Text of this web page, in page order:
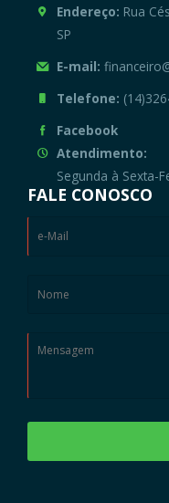
Endereço: Rua
SP
E-mail:
Telefone:
Facebook
Atendimento:
Segunda à Sexta-
FALE CONOSCO